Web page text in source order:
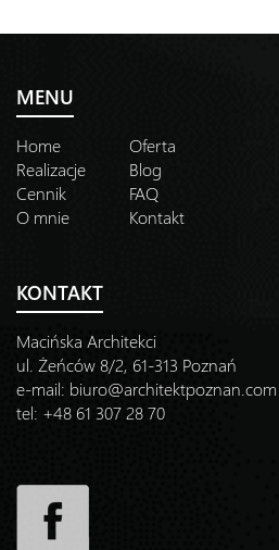
MENU
Home
Oferta
Realizacje
Blog
Cennik
FAQ
O mnie
Kontakt
KONTAKT
Macińska Architekci
ul. Żeńców 8/2, 61-313 Poznań
e-mail: biuro@architektpoznan.com
tel: +48 61 307 28 70